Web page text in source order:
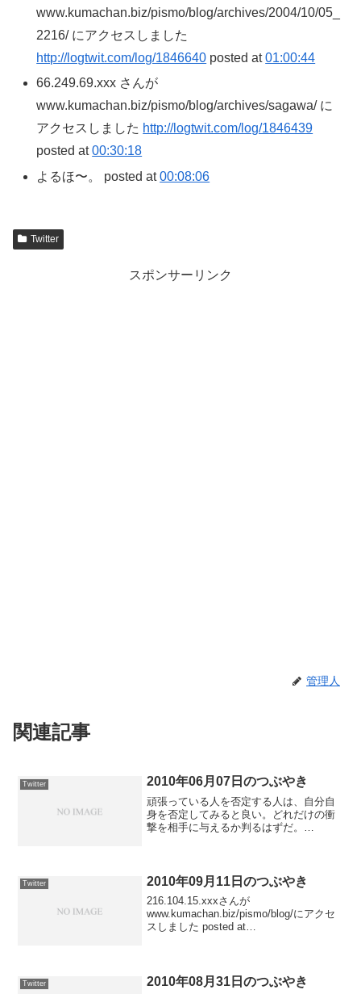
www.kumachan.biz/pismo/blog/archives/2004/10/05_
2216/ にアクセスしました
http://logtwit.com/log/1846640 posted at01:00:44
66.249.69.xxx さんが
www.kumachan.biz/pismo/blog/archives/sagawa/ に
アクセスしました http://logtwit.com/log/1846439
posted at00:30:18
よるほ〜。 posted at00:08:06
Twitter
スポンサーリンク
管理人
関連記事
Twitter 2010年06月07日のつぶやき
頑張っている人を否定する人は、自分自
身を否定してみると良い。どれだけの衝
撃を相手に与えるか判るはずだ。
Twitter 2010年09月11日のつぶやき
216.104.15.xxxさんが
www.kumachan.biz/pismo/blog/にアクセ
スしました posted at
Twitter 2010年08月31日のつぶやき